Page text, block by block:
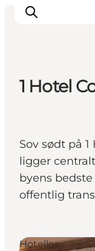
Spis & drik
Områder
Planlæg
CopenPay
1 Hotel
Sov sødt på
ligger
byens
offentlig
Hoteller